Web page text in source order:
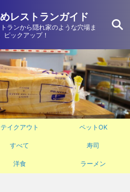
レストランガイド
ランから隠れ家のような穴場ま
ピックアップ！
テイクアウト ペットOK
すべて 寿司
洋食 ラーメン